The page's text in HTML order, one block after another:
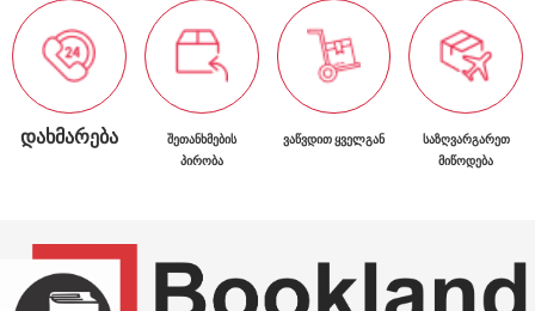
ᲓᲐᲮᲛᲐᲠᲔᲑᲐ
ᲨᲔᲗᲐᲜᲮᲛᲔᲑᲘᲡ
ᲞᲘᲠᲝᲑᲐ
ᲕᲐᲬᲕᲓᲘᲗ ᲧᲕᲔᲚᲒᲐᲜ
ᲡᲐᲖᲦᲕᲐᲠᲒᲐᲠᲔᲗ
ᲛᲘᲬᲝᲓᲔᲑᲐ